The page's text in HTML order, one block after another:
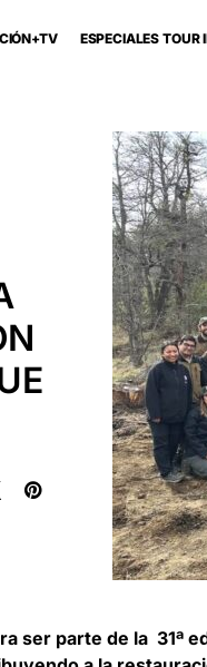
ESPECIALES TOUR
ser parte de la 31ª